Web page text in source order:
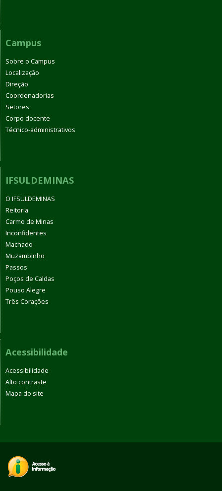
Campus
Sobre o Campus
Localização
Direção
Coordenadorias
Setores
Corpo docente
Técnico-administrativos
IFSULDEMINAS
O IFSULDEMINAS
Reitoria
Carmo de Minas
Inconfidentes
Machado
Muzambinho
Passos
Poços de Caldas
Pouso Alegre
Três Corações
Acessibilidade
Acessibilidade
Alto contraste
Mapa do site